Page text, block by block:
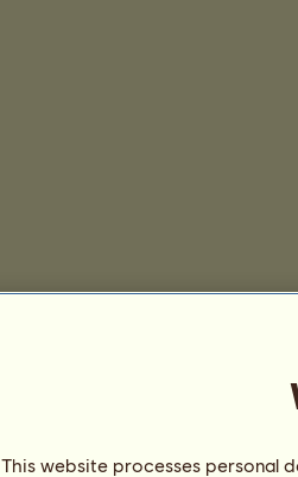
This website processes personal